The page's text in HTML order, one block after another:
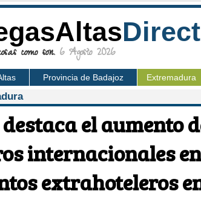
como son. 6 Agosto 2026
Provincia de Badajoz Extremadura
el aumento
internacionales en
extrahoteleros